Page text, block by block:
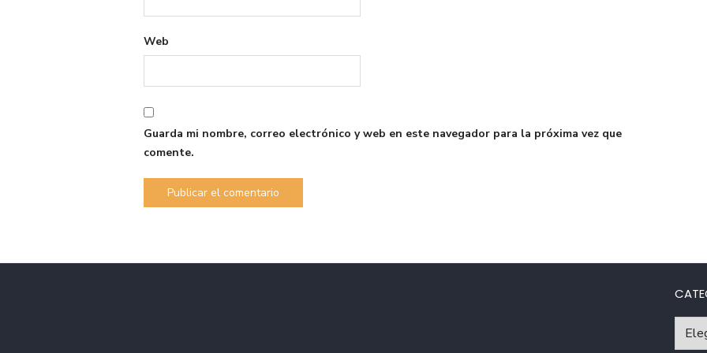
Web
Guarda mi nombre, correo electrónico y web en este navegador para la próxima vez que
comente.